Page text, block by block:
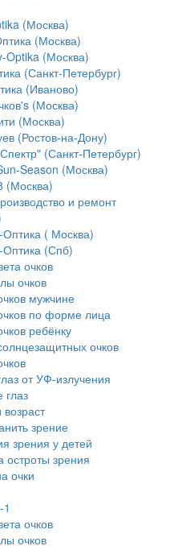
(Москва)
(Москва)
Optika (Москва)
(Санкт-Петербург)
(Иваново)
(Москва)
(Москва)
(Ростов-на-Дону)
(Санкт-Петербург)
Season (Москва)
(Москва)
и ремонт
Оптика ( Москва)
Оптика (Спб)
очков
очков
мужчине
по форме лица
ребёнку
очков
от УФ-излучения
глаз
зрение
зрения у детей
остроты зрения
очки
очков
очков